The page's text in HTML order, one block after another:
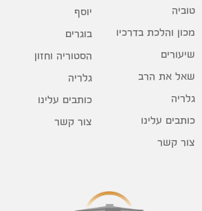
טוביה
מכון והלכת בדרכיו
שיעורים
שאל את הרב
גלריה
כותבים עלינו
צור קשר
יוסף
בוגרים
הסטוריה וחזון
גלריה
כותבים עלינו
צור קשר